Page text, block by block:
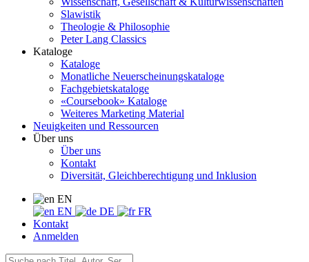
Slawistik
Theologie & Philosophie
Peter Lang Classics
Kataloge
Kataloge
Monatliche Neuerscheinungskataloge
Fachgebietskataloge
«Coursebook» Kataloge
Weiteres Marketing Material
Neuigkeiten und Ressourcen
Über uns
Über uns
Kontakt
Diversität, Gleichberechtigung und Inklusion
EN
EN
DE
FR
Kontakt
Anmelden